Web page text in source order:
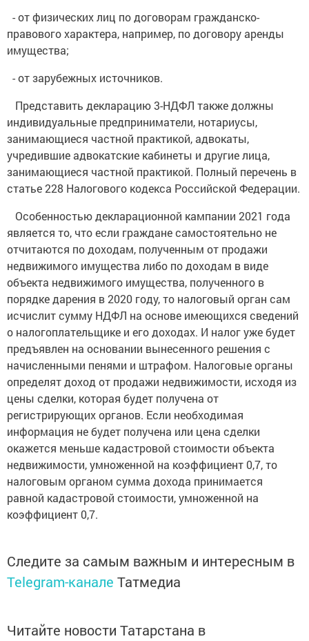
- от физических лиц по договорам гражданско-
правового характера, например, по договору аренды
имущества;
- от зарубежных источников.
Представить декларацию 3-НДФЛ также должны
индивидуальные предприниматели, нотариусы,
занимающиеся частной практикой, адвокаты,
учредившие адвокатские кабинеты и другие лица,
занимающиеся частной практикой. Полный перечень в
статье 228 Налогового кодекса Российской Федерации.
Особенностью декларационной кампании 2021 года
является то, что если граждане самостоятельно не
отчитаются по доходам, полученным от продажи
недвижимого имущества либо по доходам в виде
объекта недвижимого имущества, полученного в
порядке дарения в 2020 году, то налоговый орган сам
исчислит сумму НДФЛ на основе имеющихся сведений
о налогоплательщике и его доходах. И налог уже будет
предъявлен на основании вынесенного решения с
начисленными пенями и штрафом. Налоговые органы
определят доход от продажи недвижимости, исходя из
цены сделки, которая будет получена от
регистрирующих органов. Если необходимая
информация не будет получена или цена сделки
окажется меньше кадастровой стоимости объекта
недвижимости, умноженной на коэффициент 0,7, то
налоговым органом сумма дохода принимается
равной кадастровой стоимости, умноженной на
коэффициент 0,7.
Следите за самым важным и интересным в
Telegram-канале Татмедиа
Читайте новости Татарстана в